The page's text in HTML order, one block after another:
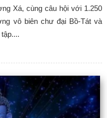
Xá, cùng câu hội với 1.250
vô biên chư đại Bồ-Tát và